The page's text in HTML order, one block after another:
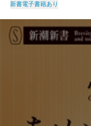
新書電子書籍あり